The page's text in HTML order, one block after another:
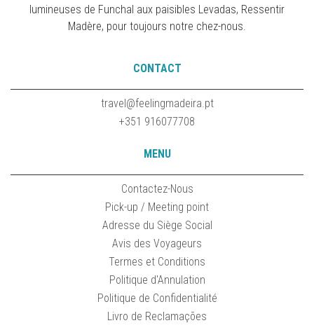
lumineuses de Funchal aux paisibles Levadas, Ressentir
Madère, pour toujours notre chez-nous.
CONTACT
travel@feelingmadeira.pt
+351 916077708
MENU
Contactez-Nous
Pick-up / Meeting point
Adresse du Siège Social
Avis des Voyageurs
Termes et Conditions
Politique d'Annulation
Politique de Confidentialité
Livro de Reclamações